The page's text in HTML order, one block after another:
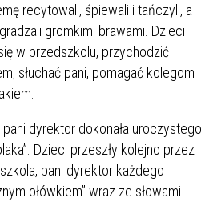
recytowali, śpiewali i tańczyli, a
gromkimi brawami. Dzieci
w przedszkolu, przychodzić
słuchać pani, pomagać kolegom i
pani dyrektor dokonała uroczystego
Dzieci przeszły kolejno przez
pani dyrektor każdego
ołówkiem” wraz ze słowami